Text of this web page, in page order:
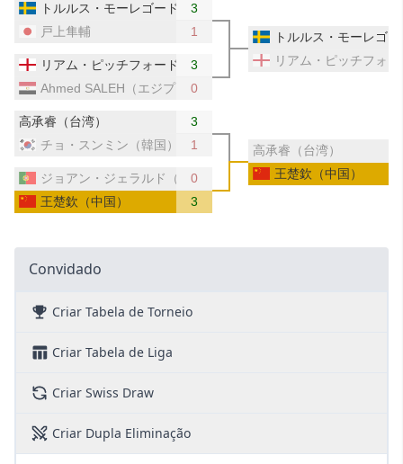
トルルス・モーレゴード（スウェーデン）
3
戸上隼輔
1
リアム・ピッチフォード（イングランド）
3
Ahmed SALEH（エジプト）
0
高承睿（台湾）
3
チョ・スンミン（韓国）
1
ジョアン・ジェラルド（ポルトガル）
0
王楚欽（中国）
3
トルルス・モーレゴ
リアム・ピッチフォ
高承睿（台湾）
王楚欽（中国）
Convidado
Criar Tabela de Torneio
Criar Tabela de Liga
Criar Swiss Draw
Criar Dupla Eliminação